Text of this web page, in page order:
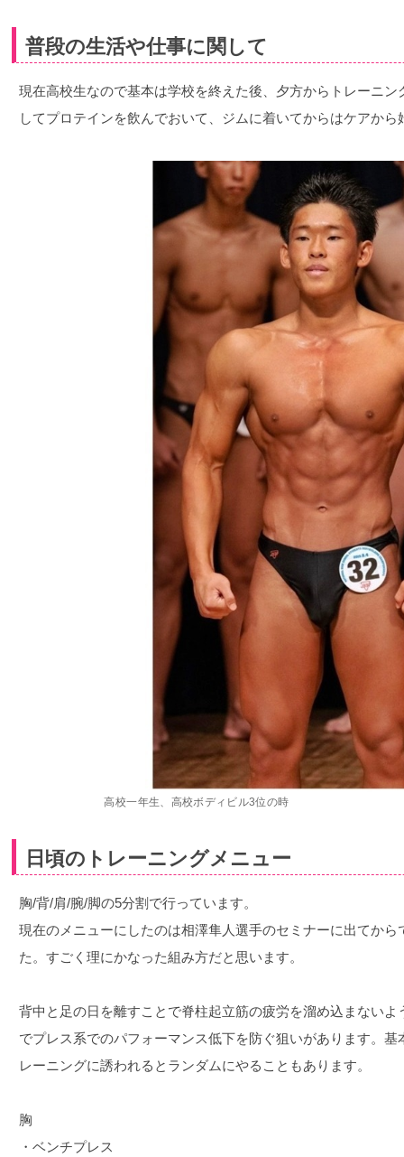
普段の生活や仕事に関して
現在高校生なので基本は学校を終えた後、夕方からトレーニ
してプロテインを飲んでおいて、ジムに着いてからはケアから
高校一年生、高校ボディビル3位の時
日頃のトレーニングメニュー
胸/背/肩/腕/脚の5分割で行っています。
現在のメニューにしたのは相澤隼人選手のセミナーに出てか
た。すごく理にかなった組み方だと思います。
背中と足の日を離すことで脊柱起立筋の疲労を溜め込まない
でプレス系でのパフォーマンス低下を防ぐ狙いがあります。
レーニングに誘われるとランダムにやることもあります。
胸
・ベンチプレス